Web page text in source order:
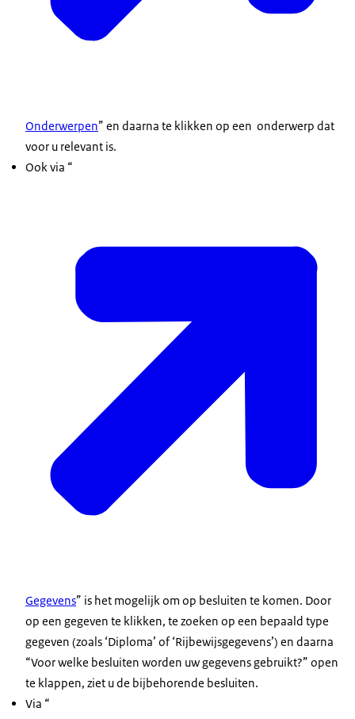
Onderwerpen” en daarna te klikken op een onderwerp dat
voor u relevant is.
Ook via “
Gegevens” is het mogelijk om op besluiten te komen. Door
op een gegeven te klikken, te zoeken op een bepaald type
gegeven (zoals ‘Diploma’ of ‘Rijbewijsgegevens’) en daarna
“Voor welke besluiten worden uw gegevens gebruikt?” open
te klappen, ziet u de bijbehorende besluiten.
Via “